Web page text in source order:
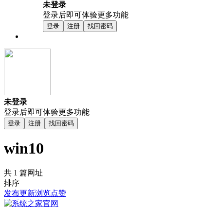
未登录
登录后即可体验更多功能
登录 注册 找回密码
未登录
登录后即可体验更多功能
登录 注册 找回密码
win10
共 1 篇网址
排序
发布更新浏览点赞